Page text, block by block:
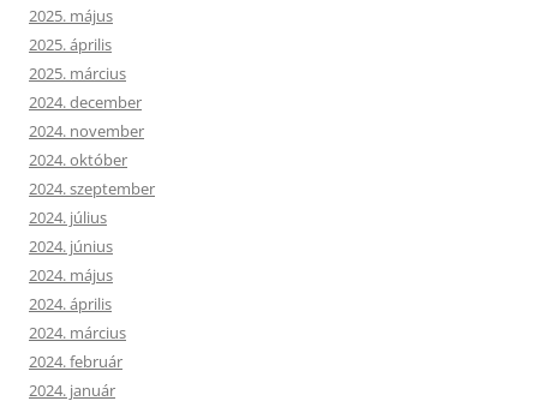
2025. május
2025. április
2025. március
2024. december
2024. november
2024. október
2024. szeptember
2024. július
2024. június
2024. május
2024. április
2024. március
2024. február
2024. január